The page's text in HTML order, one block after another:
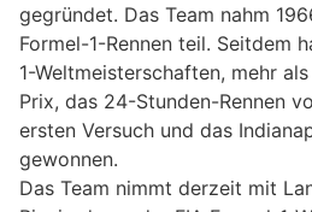
gegründet. Das Team nahm
Formel-1-Rennen teil. Seitdem
1-Weltmeisterschaften, mehr
Prix, das 24-Stunden-Rennen
ersten Versuch und das
gewonnen.
Das Team nimmt derzeit mit